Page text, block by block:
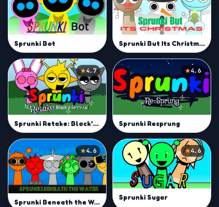
Sprunki Bot Sprunki But Its Christmas
4.7
Sprunki Retake: Black’s Arrival
4.6
Sprunki Resprung
4.6
Sprunki Beneath the Water
4.6
Sprunki Sugar